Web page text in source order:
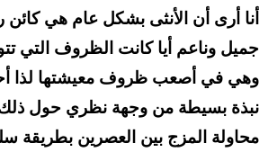
أنا أرى أن الأنثى بشكل عام هي
جميل وناعم أيا كانت الظروف التي
وهي في أصعب ظروف معيشتها لذا
نبذة بسيطة من وجهة نظري حول
محاولة المزج بين العصرين بطريقة